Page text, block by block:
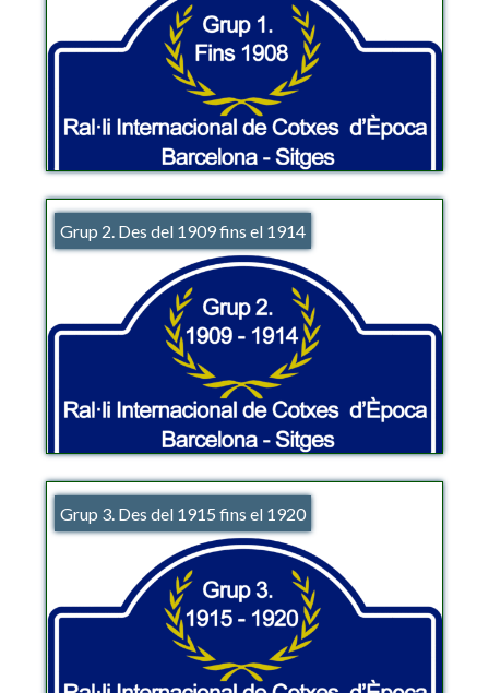
Grup 2. Des del 1909 fins el 1914
Grup 3. Des del 1915 fins el 1920